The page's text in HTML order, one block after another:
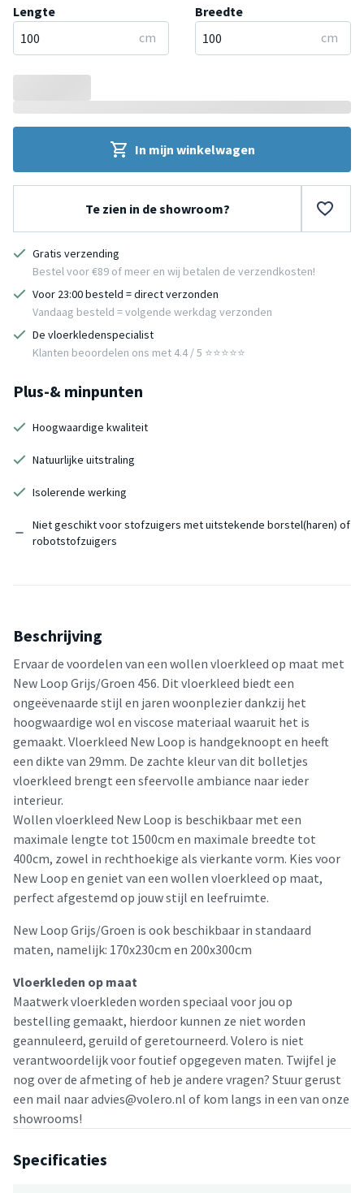
Lengte
cm
Breedte
cm
In mijn winkelwagen
Te zien in de showroom?
Gratis verzending
Bestel voor €89 of meer en wij betalen de verzendkosten!
Voor 23:00 besteld = direct verzonden
Vandaag besteld = volgende werkdag verzonden
De vloerkledenspecialist
Klanten beoordelen ons met 4.4 / 5 ⭐⭐⭐⭐⭐
Plus-& minpunten
Hoogwaardige kwaliteit
Natuurlijke uitstraling
Isolerende werking
Niet geschikt voor stofzuigers met uitstekende borstel(haren) of
robotstofzuigers
Beschrijving
Ervaar de voordelen van een wollen vloerkleed op maat met
New Loop Grijs/Groen 456. Dit vloerkleed biedt een
ongeëvenaarde stijl en jaren woonplezier dankzij het
hoogwaardige wol en viscose materiaal waaruit het is
gemaakt. Vloerkleed New Loop is handgeknoopt en heeft
een dikte van 29mm. De zachte kleur van dit bolletjes
vloerkleed brengt een sfeervolle ambiance naar ieder
interieur.
Wollen vloerkleed New Loop is beschikbaar met een
maximale lengte tot 1500cm en maximale breedte tot
400cm, zowel in rechthoekige als vierkante vorm. Kies voor
New Loop en geniet van een wollen vloerkleed op maat,
perfect afgestemd op jouw stijl en leefruimte.
New Loop Grijs/Groen is ook beschikbaar in standaard
maten, namelijk: 170x230cm en 200x300cm
Vloerkleden op maat
Maatwerk vloerkleden worden speciaal voor jou op
bestelling gemaakt, hierdoor kunnen ze niet worden
geannuleerd, geruild of geretourneerd. Volero is niet
verantwoordelijk voor foutief opgegeven maten. Twijfel je
nog over de afmeting of heb je andere vragen? Stuur gerust
een mail naar advies@volero.nl of kom langs in een van onze
showrooms!
Specificaties